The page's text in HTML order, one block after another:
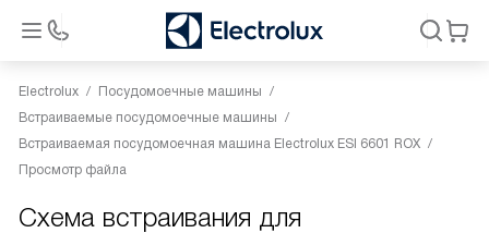
Electrolux
Посудомоечные машины
Встраиваемые посудомоечные машины
Встраиваемая посудомоечная машина Electrolux ESI 6601 ROX
Просмотр файла
Схема встраивания для